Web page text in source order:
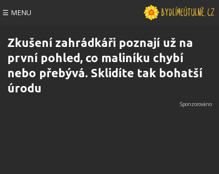
☰ MENU
Zkušení zahrádkáři poznají už na
první pohled, co maliníku chybí
nebo přebývá. Sklidíte tak bohatší
úrodu